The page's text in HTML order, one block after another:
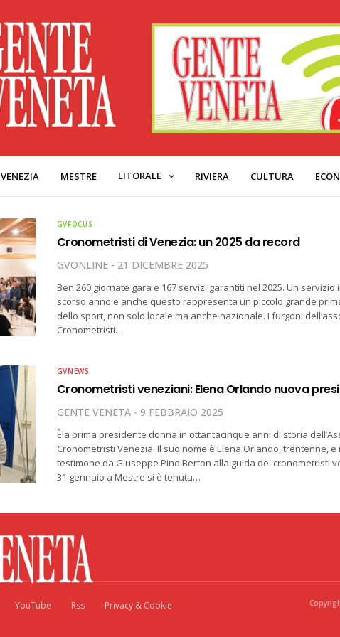
VENEZIA MESTRE LITORALE RIVIERA CULTURA
GVFOCUS
Cronometristi di Venezia: un 2025 da record
GVONLINE 21 DICEMBRE 2025
Ben 260 giornate gara e 167 servizi garantiti nel 2025. Un
scorso anno e anche questo rappresenta un piccolo grande
dello sport, non solo locale ma anche nazionale. I furgoni
Cronometristi…
GVNEWS
Cronometristi veneziani: Elena Orlando nuova
GENTE VENETA 9 FEBBRAIO 2025
Èla prima presidente donna in ottantacinque anni di storia
Cronometristi Venezia. Il suo nome è Elena Orlando, trentenne, e
testimone da Giuseppe Pino Berton alla guida dei cronometristi
31 gennaio a Mestre si è tenuta…
YouTube Rss Privacy & Cookie